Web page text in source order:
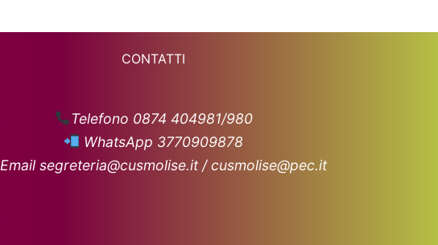
CONTATTI
Telefono 0874 404981/980
WhatsApp 3770909878
Email segreteria@cusmolise.it / cusmolise@pec.it